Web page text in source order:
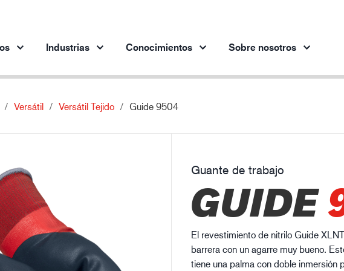
Industria siderúrgica
Industria de la ingeniería
Industria petrolera y gasística
Edificación y construcción
Logística
HXFIBR™
SPARX™
XLNT™
Industrias
Industria siderúrgica Industria de
Conocimientos Sobre nosotros
Versátil Versátil Tejido Guide 9504
Guante de trabajo
GUIDE
El revestimiento de nitrilo Guide
barrera con un agarre muy bueno.
tiene una palma con doble inmersión